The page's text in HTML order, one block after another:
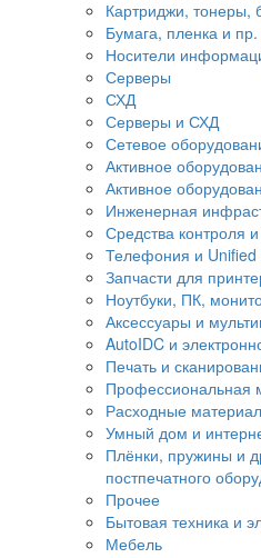
Картриджи, тонеры,
Бумага, пленка и
Носители
Серверы
СХД
Серверы и СХД
Сетевое
Активное
Активное
Инженерная
Средства контроля
Телефония и Unified
Запчасти для
Ноутбуки, ПК,
Аксессуары и
AutoIDC и
Печать и
Профессиональная
Расходные
Умный дом и
Плёнки, пружины и
постпечатного
Прочее
Бытовая техника и
Мебель